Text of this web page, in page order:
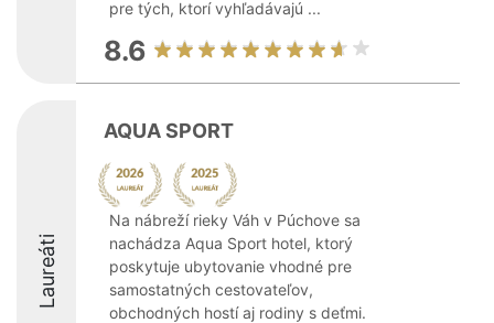
pre tých, ktorí vyhľadávajú ...
8.6
Laureáti
AQUA SPORT
Na nábreží rieky Váh v Púchove sa
nachádza Aqua Sport hotel, ktorý
poskytuje ubytovanie vhodné pre
samostatných cestovateľov,
obchodných hostí aj rodiny s deťmi.